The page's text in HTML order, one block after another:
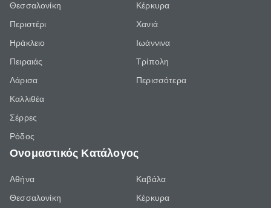
Θεσσαλονίκη
Περιστέρι
Ηράκλειο
Πειραιάς
Λάρισα
Καλλιθέα
Σέρρες
Ρόδος
Κέρκυρα
Χανιά
Ιωάννινα
Τρίπολη
Περισσότερα
Ονομαστικός Κατάλογος
Αθήνα
Θεσσαλονίκη
Καβάλα
Κέρκυρα